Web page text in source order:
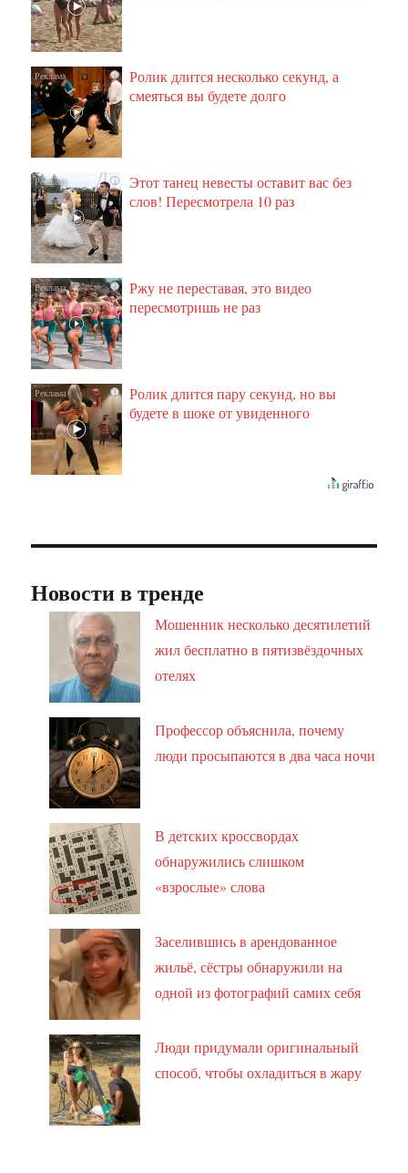
i
Ролик длится несколько секунд, а
смеяться вы будете долго
i
Этот танец невесты оставит вас без
слов! Пересмотрела 10 раз
i
Ржу не переставая, это видео
пересмотришь не раз
i
Ролик длится пару секунд, но вы
будете в шоке от увиденного
Новости в тренде
Мошенник несколько десятилетий
жил бесплатно в пятизвёздочных
отелях
Профессор объяснила, почему
люди просыпаются в два часа ночи
В детских кроссвордах
обнаружились слишком
«взрослые» слова
Заселившись в арендованное
жильё, сёстры обнаружили на
одной из фотографий самих себя
Люди придумали оригинальный
способ, чтобы охладиться в жару